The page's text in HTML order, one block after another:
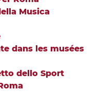
Musica
dans les musées
dello Sport